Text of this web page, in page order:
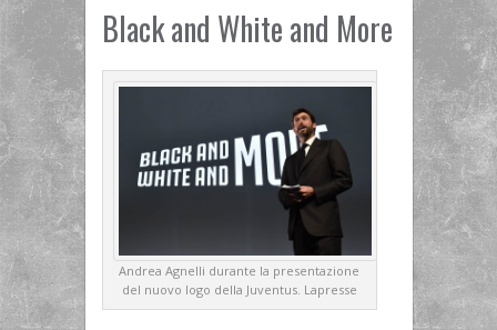
Black and White and More
Andrea Agnelli durante la presentazione
del nuovo logo della Juventus. Lapresse